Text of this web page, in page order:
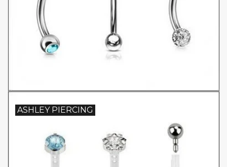
ASHLEY PIERCING